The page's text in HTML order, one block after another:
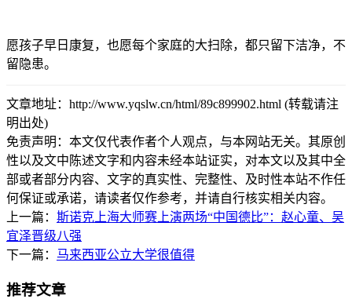
愿孩子早日康复，也愿每个家庭的大扫除，都只留下洁净，不
留隐患。
文章地址：http://www.yqslw.cn/html/89c899902.html (转载请注
明出处)
免责声明：本文仅代表作者个人观点，与本网站无关。其原创
性以及文中陈述文字和内容未经本站证实，对本文以及其中全
部或者部分内容、文字的真实性、完整性、及时性本站不作任
何保证或承诺，请读者仅作参考，并请自行核实相关内容。
上一篇： 斯诺克上海大师赛上演两场“中国德比”：赵心童、吴
宜泽晋级八强
下一篇： 马来西亚公立大学很值得
推荐文章